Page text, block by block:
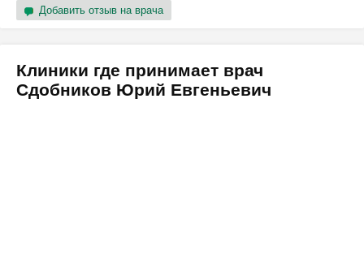
Добавить отзыв на врача
Клиники где принимает врач
Сдобников Юрий Евгеньевич